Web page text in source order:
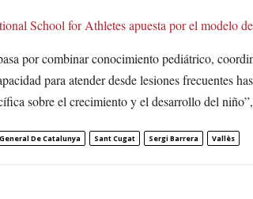
School for Athletes apuesta por el modelo
por combinar conocimiento pediátrico,
para atender desde lesiones frecuentes
sobre el crecimiento y el desarrollo del
De Catalunya Sant Cugat Sergi Barrera Vallès